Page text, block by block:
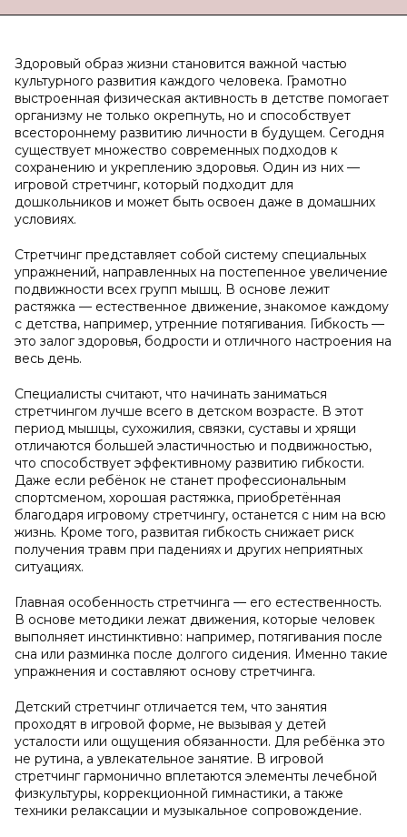
Здоровый образ жизни становится важной частью
культурного развития каждого человека. Грамотно
выстроенная физическая активность в детстве помогает
организму не только окрепнуть, но и способствует
всестороннему развитию личности в будущем. Сегодня
существует множество современных подходов к
сохранению и укреплению здоровья. Один из них —
игровой стретчинг, который подходит для
дошкольников и может быть освоен даже в домашних
условиях.
Стретчинг представляет собой систему специальных
упражнений, направленных на постепенное увеличение
подвижности всех групп мышц. В основе лежит
растяжка — естественное движение, знакомое каждому
с детства, например, утренние потягивания. Гибкость —
это залог здоровья, бодрости и отличного настроения на
весь день.
Специалисты считают, что начинать заниматься
стретчингом лучше всего в детском возрасте. В этот
период мышцы, сухожилия, связки, суставы и хрящи
отличаются большей эластичностью и подвижностью,
что способствует эффективному развитию гибкости.
Даже если ребёнок не станет профессиональным
спортсменом, хорошая растяжка, приобретённая
благодаря игровому стретчингу, останется с ним на всю
жизнь. Кроме того, развитая гибкость снижает риск
получения травм при падениях и других неприятных
ситуациях.
Главная особенность стретчинга — его естественность.
В основе методики лежат движения, которые человек
выполняет инстинктивно: например, потягивания после
сна или разминка после долгого сидения. Именно такие
упражнения и составляют основу стретчинга.
Детский стретчинг отличается тем, что занятия
проходят в игровой форме, не вызывая у детей
усталости или ощущения обязанности. Для ребёнка это
не рутина, а увлекательное занятие. В игровой
стретчинг гармонично вплетаются элементы лечебной
физкультуры, коррекционной гимнастики, а также
техники релаксации и музыкальное сопровождение.